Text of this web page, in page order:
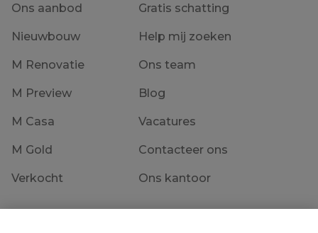
Ons aanbod
Nieuwbouw
M Renovatie
M Preview
M Casa
M Gold
Verkocht
Gratis schatting
Help mij zoeken
Ons team
Blog
Vacatures
Contacteer ons
Ons kantoor